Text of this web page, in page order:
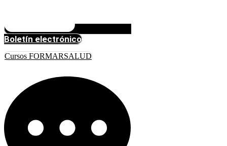
Boletín electrónico
Cursos FORMARSALUD